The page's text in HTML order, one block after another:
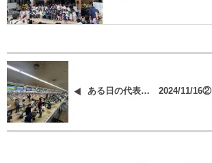
ある日の代表… 2024/11/16②